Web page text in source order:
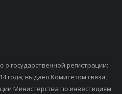
о государственной регистрации:
года, выдано Комитетом связи,
Министерства по инвестициям